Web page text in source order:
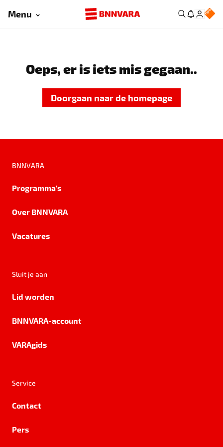
Menu
Oeps, er is iets mis gegaan..
Doorgaan naar de homepage
BNNVARA
Programma's
Over BNNVARA
Vacatures
Sluit je aan
Lid worden
BNNVARA-account
VARAgids
Service
Contact
Pers